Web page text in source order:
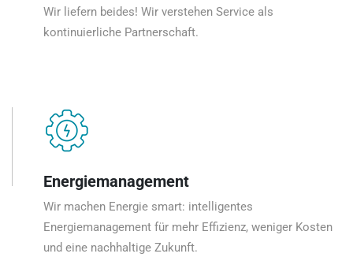
Wir liefern beides! Wir verstehen Service als
kontinuierliche Partnerschaft.
Energiemanagement
Wir machen Energie smart: intelligentes
Energiemanagement für mehr Effizienz, weniger Kosten
und eine nachhaltige Zukunft.